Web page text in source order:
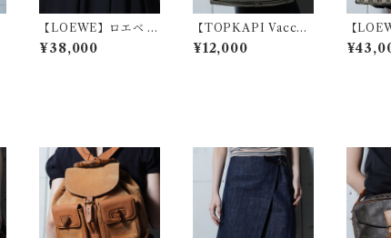
【LOEWE】ロエベ ア
ナグラムロゴ総柄レザ
ー・キャンバスショル
¥38,000
【TOPKAPI Vacche
ta】レザーショルダー
バッグ ivory
¥12,000
【
ナグラ
ー・キ